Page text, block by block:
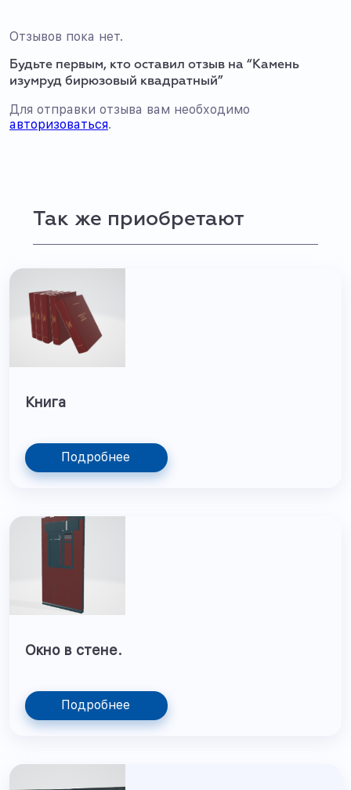
Отзывов пока нет.
Будьте первым, кто оставил отзыв на “Камень
изумруд бирюзовый квадратный”
Для отправки отзыва вам необходимо
авторизоваться.
Так же приобретают
Книга
Подробнее
Окно в стене.
Подробнее